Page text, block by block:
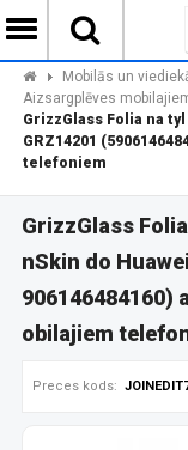
Mobilās un
Aizsargplēves
GrizzGlass Folia na
GRZ14201
telefoniem
GrizzGlass
nSkin do
906146484160)
obilajiem
Preces kods: